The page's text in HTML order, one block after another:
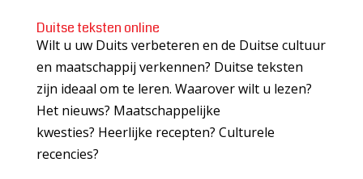
Duitse teksten online
Wilt u uw Duits verbeteren en de Duitse cultuur
en maatschappij verkennen? Duitse teksten
zijn ideaal om te leren. Waarover wilt u lezen?
Het nieuws? Maatschappelijke
kwesties? Heerlijke recepten? Culturele
recencies?